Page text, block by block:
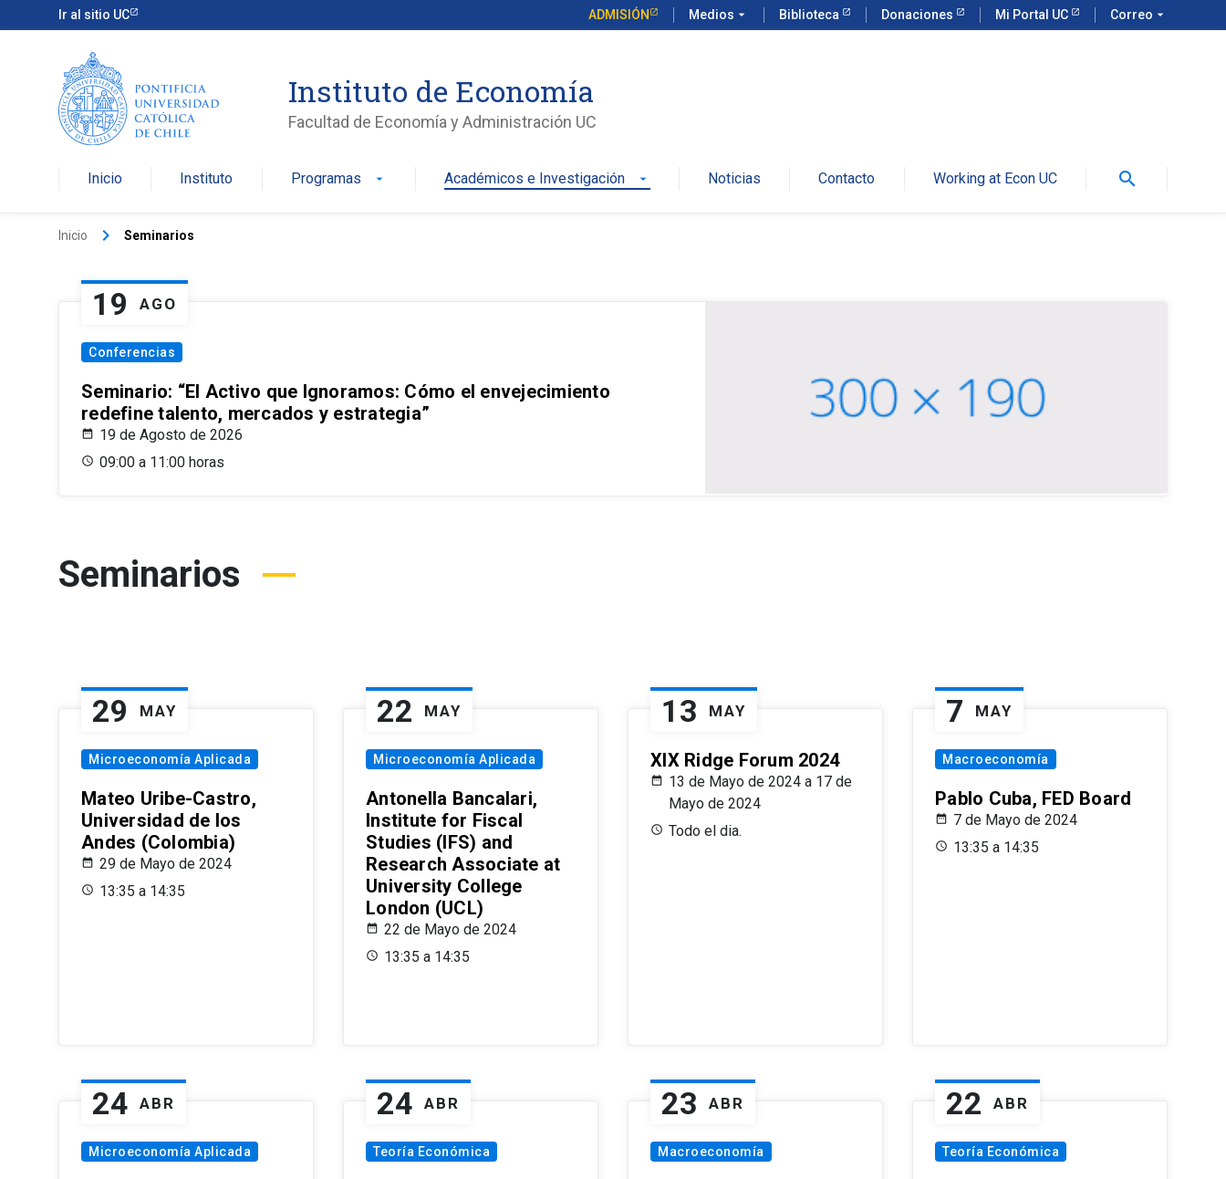
Ir al sitio UC ADMISIÓN Medios arrow_drop_down Biblioteca Donaciones Mi Portal UC Correo arrow_drop_down
Instituto de Economía
Facultad de Economía y Administración UC
Inicio Instituto Programas arrow_drop_down Académicos e Investigación arrow_drop_down Noticias Contacto Working at Econ UC search
Inicio keyboard_arrow_right Seminarios
19 AGO
Conferencias
Seminario: “El Activo que Ignoramos: Cómo el envejecimiento
redefine talento, mercados y estrategia”
19 de Agosto de 2026
09:00 a 11:00 horas
Seminarios
29 MAY
Microeconomía Aplicada
Mateo Uribe-Castro,
Universidad de los
Andes (Colombia)
29 de Mayo de 2024
13:35 a 14:35
22 MAY
Microeconomía Aplicada
Antonella Bancalari,
Institute for Fiscal
Studies (IFS) and
Research Associate at
University College
London (UCL)
22 de Mayo de 2024
13:35 a 14:35
13 MAY
XIX Ridge Forum 2024
13 de Mayo de 2024 a 17 de
Mayo de 2024
Todo el dia.
7 MAY
Macroeconomía
Pablo Cuba, FED Board
7 de Mayo de 2024
13:35 a 14:35
24 ABR
Microeconomía Aplicada
24 ABR
Teoría Económica
23 ABR
Macroeconomía
22 ABR
Teoría Económica